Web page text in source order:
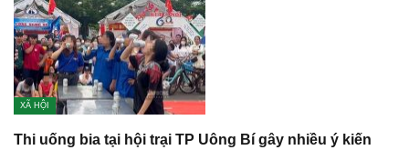
XÃ HỘI
Thi uống bia tại hội trại TP Uông Bí gây nhiều ý kiến